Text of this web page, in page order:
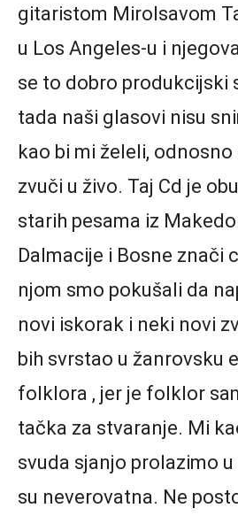
gitaristom Mirolsavom
u Los Angeles-u i
se to dobro produkcijski
tada naši glasovi nisu
kao bi mi želeli,
zvuči u živo. Taj Cd je
starih pesama iz
Dalmacije i Bosne znači
njom smo pokušali da
novi iskorak i neki novi
bih svrstao u žanrovsku
folklora , jer je folklor
tačka za stvaranje. Mi
svuda sjanjo prolazimo
su neverovatna. Ne